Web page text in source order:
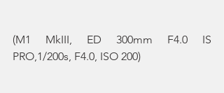
(M1 MkIII, ED 300mm F4.0 IS
PRO,1/200s, F4.0, ISO 200)